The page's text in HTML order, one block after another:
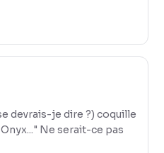
devrais-je dire ?) coquille
Ne serait-ce pas